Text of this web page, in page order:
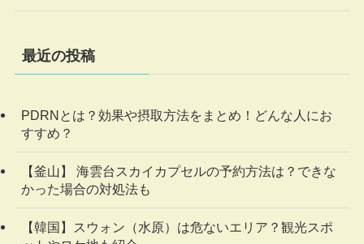
最近の投稿
PDRNとは？効果や摂取方法をまとめ！どんな人にお
すすめ？
【釜山】 海雲台スカイカプセルの予約方法は？できな
かった場合の対処法も
【韓国】スウォン（水原）は危ないエリア？観光スポ